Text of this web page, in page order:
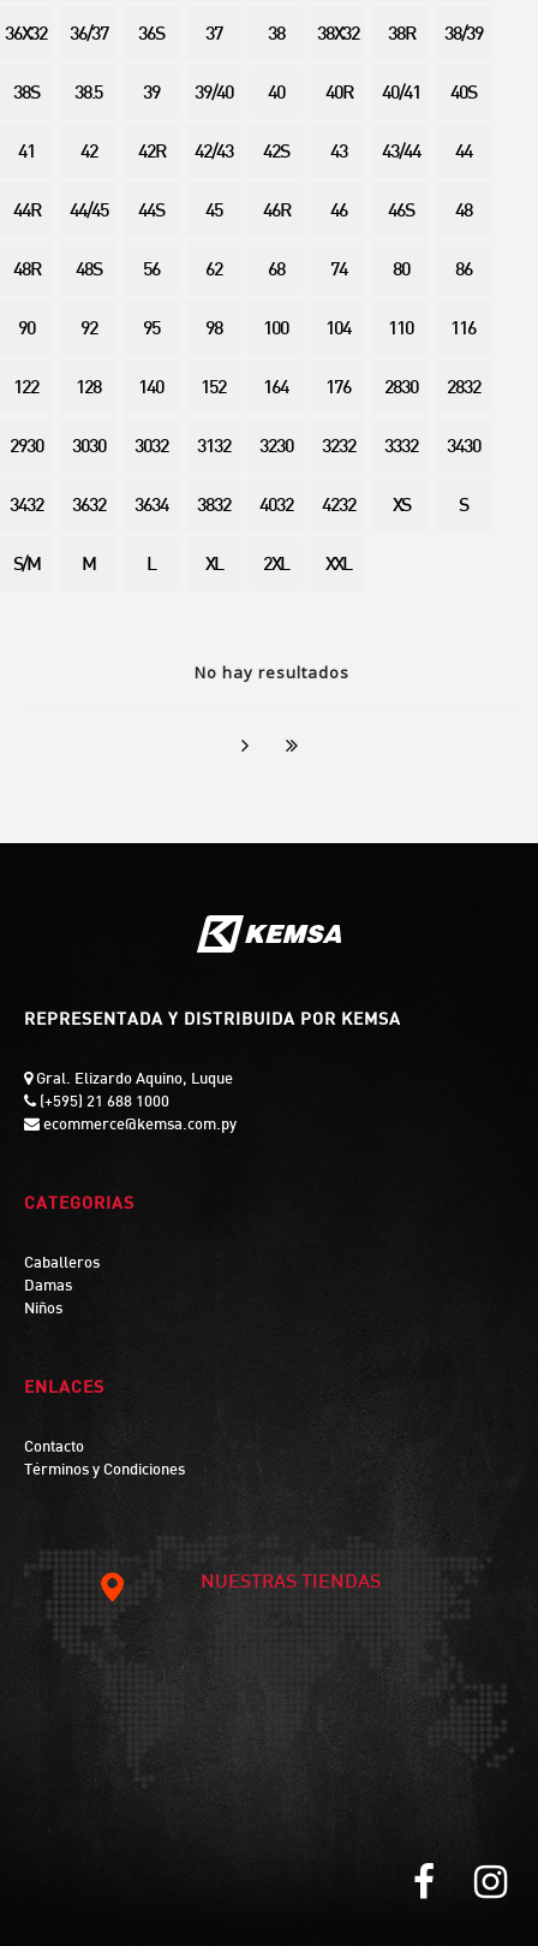
No hay resultados
36X32 36/37 36S 37 38 38X32 38R 38/39
38S 38.5 39 39/40 40 40R 40/41 40S
41 42 42R 42/43 42S 43 43/44 44
44R 44/45 44S 45 46R 46 46S 48
48R 48S 56 62 68 74 80 86
90 92 95 98 100 104 110 116
122 128 140 152 164 176 2830 2832
2930 3030 3032 3132 3230 3232 3332 3430
3432 3632 3634 3832 4032 4232 XS S
S/M M L XL 2XL XXL
REPRESENTADA Y DISTRIBUIDA POR KEMSA
Gral. Elizardo Aquino, Luque
(+595) 21 688 1000
ecommerce@kemsa.com.py
CATEGORIAS
Caballeros
Damas
Niños
ENLACES
Contacto
Términos y Condiciones
NUESTRAS TIENDAS